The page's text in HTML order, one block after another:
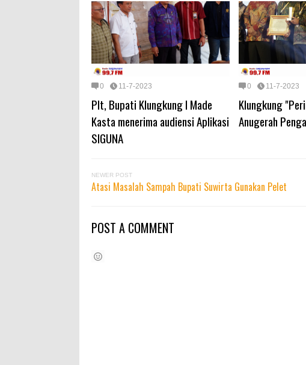
0 11-7-2023
Plt, Bupati Klungkung I Made
Kasta menerima audiensi Aplikasi
SIGUNA
0 11-7-2023
Klungkung
Anugerah
NEWER POST
Atasi Masalah Sampah Bupati Suwirta Gunakan Pelet
POST A COMMENT